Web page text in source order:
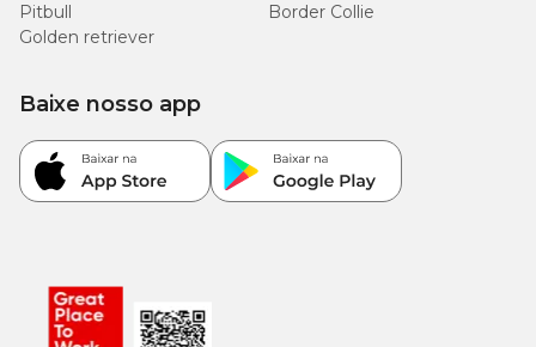
Pitbull
Border Collie
Golden retriever
Baixe nosso app